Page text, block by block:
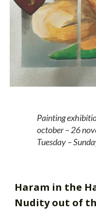
Painting
october – 26
Tuesday –
Haram in the
Nudity out of